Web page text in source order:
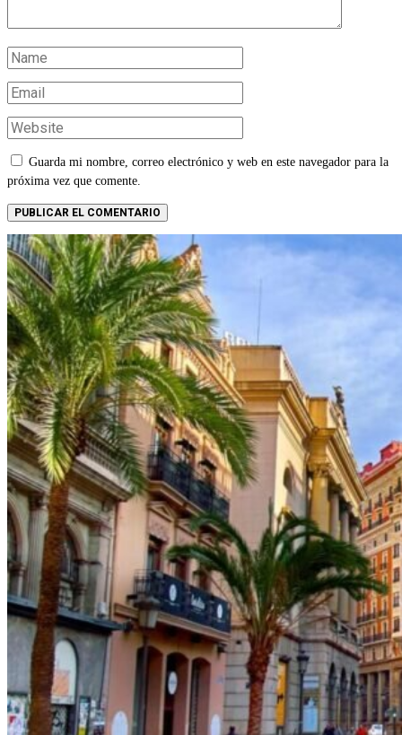
Guarda mi nombre, correo electrónico y web en este navegador para la
próxima vez que comente.